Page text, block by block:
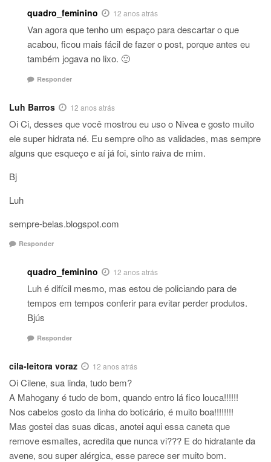
quadro_feminino 12 anos atrás
Van agora que tenho um espaço para descartar o que
acabou, ficou mais fácil de fazer o post, porque antes eu
também jogava no lixo. 🙂
Responder
Luh Barros 12 anos atrás
Oi Ci, desses que você mostrou eu uso o Nivea e gosto muito
ele super hidrata né. Eu sempre olho as validades, mas sempre
alguns que esqueço e aí já foi, sinto raiva de mim.
Bj
Luh
sempre-belas.blogspot.com
Responder
quadro_feminino 12 anos atrás
Luh é difícil mesmo, mas estou de policiando para de
tempos em tempos conferir para evitar perder produtos.
Bjús
Responder
cila-leitora voraz 12 anos atrás
Oi Cilene, sua linda, tudo bem?
A Mahogany é tudo de bom, quando entro lá fico louca!!!!!!
Nos cabelos gosto da linha do boticário, é muito boa!!!!!!!!
Mas gostei das suas dicas, anotei aqui essa caneta que
remove esmaltes, acredita que nunca vi??? E do hidratante da
avene, sou super alérgica, esse parece ser muito bom.